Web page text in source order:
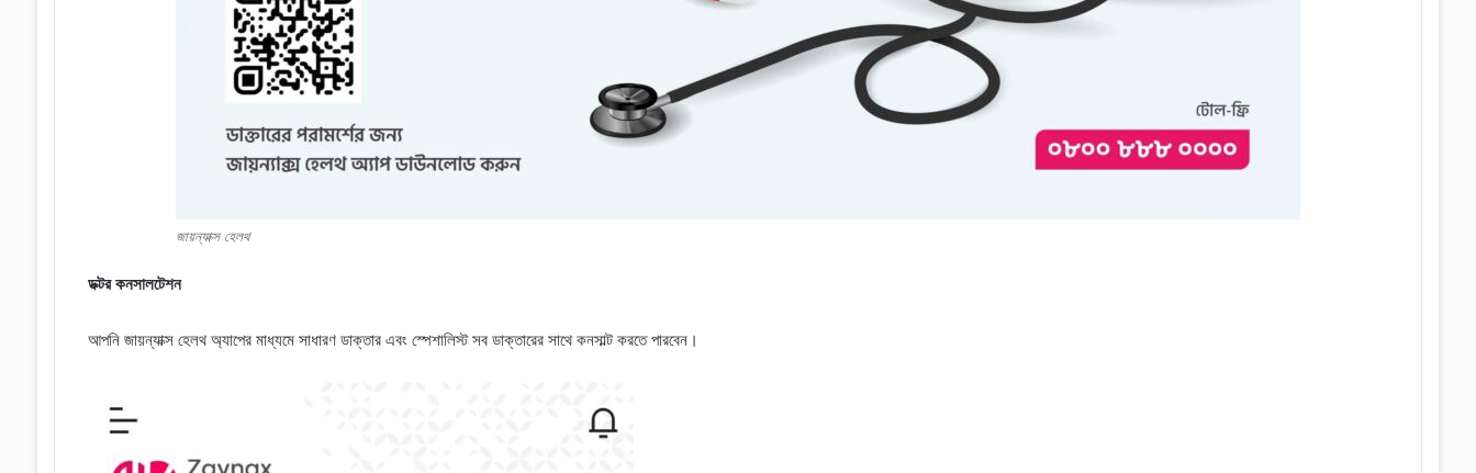
জায়ন্যাক্স হেলথ
ডক্টর কনসালটেশন
আপনি জায়ন্যাক্স হেলথ অ্যাপের মাধ্যমে সাধারণ ডাক্তার এবং স্পেশালিস্ট সব ডাক্তারের সাথে কনসাল্ট করতে পারবেন।